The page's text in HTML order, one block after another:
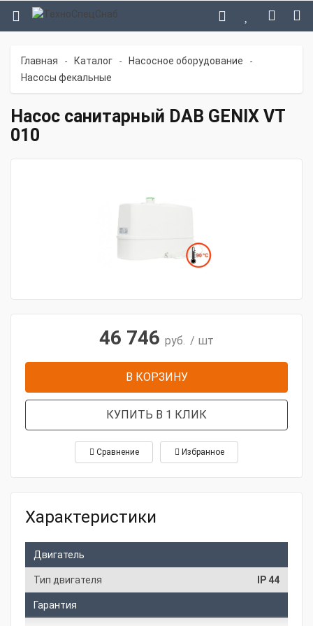
Главная - Каталог - Насосное оборудование -
Насосы фекальные
Насос санитарный DAB GENIX VT
010
46 746 руб. / шт
В КОРЗИНУ
КУПИТЬ В 1 КЛИК
Сравнение Избранное
Характеристики
Двигатель
Тип двигателя IP 44
Гарантия